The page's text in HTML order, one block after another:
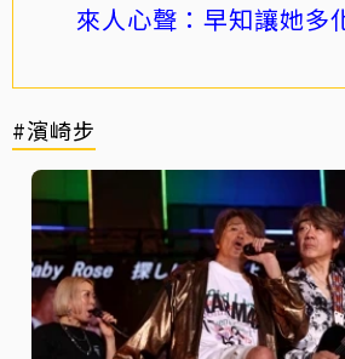
來人心聲：早知讓她多
#濱崎步